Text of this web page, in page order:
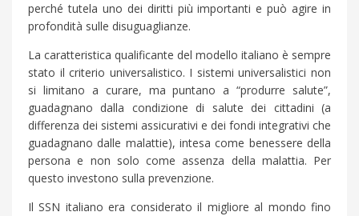
perché tutela uno dei diritti più importanti e può agire in
profondità sulle disuguaglianze.
La caratteristica qualificante del modello italiano è sempre
stato il criterio universalistico. I sistemi universalistici non
si limitano a curare, ma puntano a “produrre salute”,
guadagnano dalla condizione di salute dei cittadini (a
differenza dei sistemi assicurativi e dei fondi integrativi che
guadagnano dalle malattie), intesa come benessere della
persona e non solo come assenza della malattia. Per
questo investono sulla prevenzione.
Il SSN italiano era considerato il migliore al mondo fino